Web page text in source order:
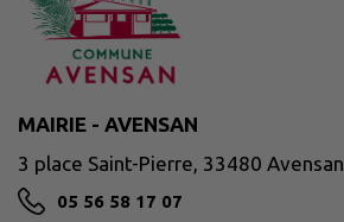
MAIRIE - AVENSAN
3 place Saint-Pierre, 33480 Avensan
05 56 58 17 07